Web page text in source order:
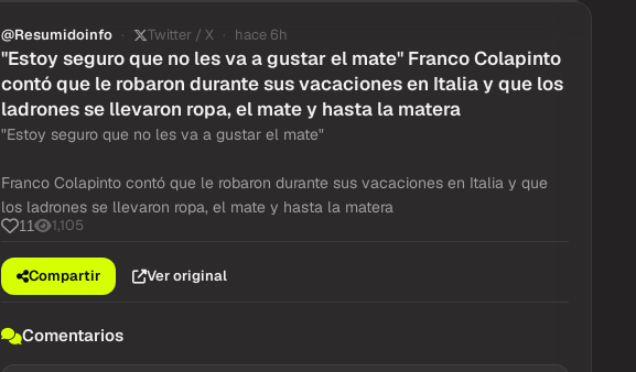
@Resumidoinfo Twitter / X hace 6h
"Estoy seguro que no les va a gustar el mate" Franco Colapinto
contó que le robaron durante sus vacaciones en Italia y que los
ladrones se llevaron ropa, el mate y hasta la matera
"Estoy seguro que no les va a gustar el mate"
Franco Colapinto contó que le robaron durante sus vacaciones en Italia y que
los ladrones se llevaron ropa, el mate y hasta la matera
11 1,105
Compartir Ver original
Comentarios